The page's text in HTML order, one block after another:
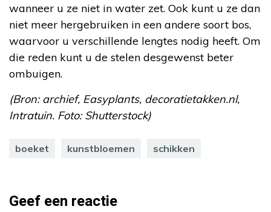
wanneer u ze niet in water zet. Ook kunt u ze dan
niet meer hergebruiken in een andere soort bos,
waarvoor u verschillende lengtes nodig heeft. Om
die reden kunt u de stelen desgewenst beter
ombuigen.
(Bron: archief, Easyplants, decoratietakken.nl,
Intratuin. Foto: Shutterstock)
boeket kunstbloemen schikken
Geef een reactie